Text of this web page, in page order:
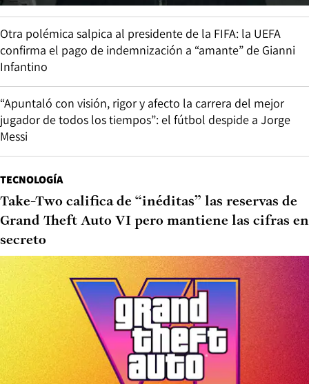
Otra polémica salpica al presidente de la FIFA: la UEFA
confirma el pago de indemnización a “amante” de Gianni
Infantino
“Apuntaló con visión, rigor y afecto la carrera del mejor
jugador de todos los tiempos”: el fútbol despide a Jorge
Messi
TECNOLOGÍA
Take-Two califica de “inéditas” las reservas de
Grand Theft Auto VI pero mantiene las cifras en
secreto